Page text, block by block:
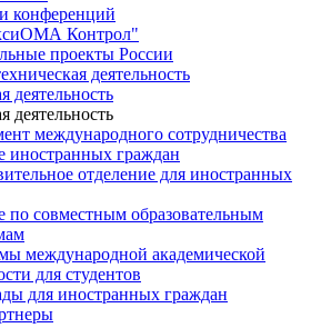
конференций
Контрол"
проекты России
деятельность
деятельность
деятельность
международного сотрудничества
иностранных граждан
отделение для иностранных
по совместным образовательным
международной академической
для студентов
для иностранных граждан